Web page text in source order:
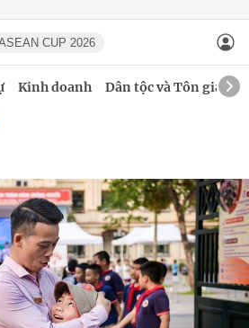
CUP 2026
Kinh doanh Dân tộc và Tôn giáo